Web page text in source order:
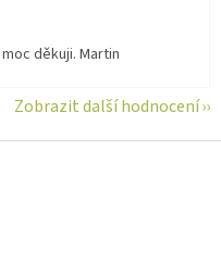
z 5 hvězdiček.
děkuji. Martin
Zobrazit další hodnocení